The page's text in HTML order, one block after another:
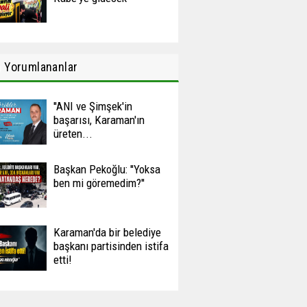
Yorumlananlar
''ANI ve Şimşek'in
başarısı, Karaman'ın
üreten...
Başkan Pekoğlu: ''Yoksa
ben mi göremedim?''
Karaman'da bir belediye
başkanı partisinden istifa
etti!